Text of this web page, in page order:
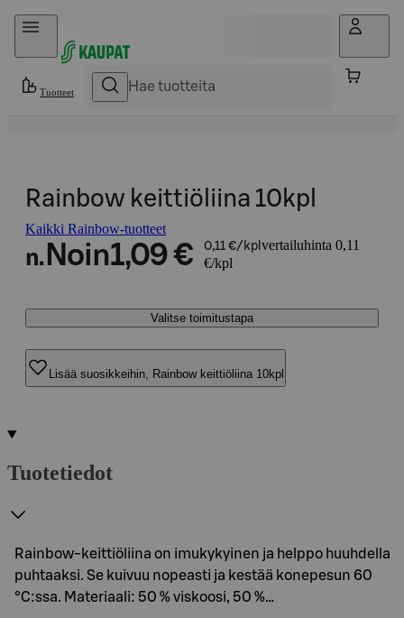
Hyppää sisältöön
Tuotteet
Rainbow keittiöliina 10kpl
Kaikki Rainbow-tuotteet
n. Noin1,09 € 0,11 €/kpl vertailuhinta 0,11
€/kpl
Valitse toimitustapa
Lisää suosikkeihin, Rainbow keittiöliina 10kpl
Tuotetiedot
Rainbow-keittiöliina on imukykyinen ja helppo huuhdella
puhtaaksi. Se kuivuu nopeasti ja kestää konepesun 60
°C:ssa. Materiaali: 50 % viskoosi, 50 %…